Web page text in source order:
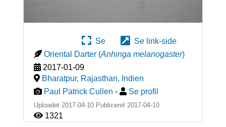
Se
Se link-side
Oriental Darter (Anhinga melanogaster)
2017-01-09
Bharatpur, Rajasthan, Indien
Paul Patrick Cullen - Se profil
Uploadet 2017-04-10 Publiceret 2017-04-10
1321